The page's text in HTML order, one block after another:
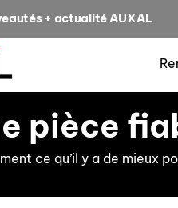
+ actualité AUXAL
pièce
ce qu’il y a de mieux